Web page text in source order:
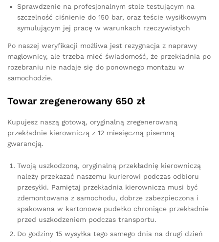
Sprawdzenie na profesjonalnym stole testującym na
szczelność ciśnienie do 150 bar, oraz teście wysiłkowym
symulującym jej pracę w warunkach rzeczywistych
Po naszej weryfikacji możliwa jest rezygnacja z naprawy
maglownicy, ale trzeba mieć świadomość, że przekładnia po
rozebraniu nie nadaje się do ponownego montażu w
samochodzie.
Towar zregenerowany 650 zł
Kupujesz naszą gotową, oryginalną zregenerowaną
przekładnie kierowniczą z 12 miesięczną pisemną
gwarancją.
Twoją uszkodzoną, oryginalną przekładnię kierowniczą
należy przekazać naszemu kurierowi podczas odbioru
przesyłki. Pamiętaj przekładnia kierownicza musi być
zdemontowana z samochodu, dobrze zabezpieczona i
spakowana w kartonowe pudełko chroniące przekładnie
przed uszkodzeniem podczas transportu.
Do godziny 15 wysyłka tego samego dnia na drugi dzień